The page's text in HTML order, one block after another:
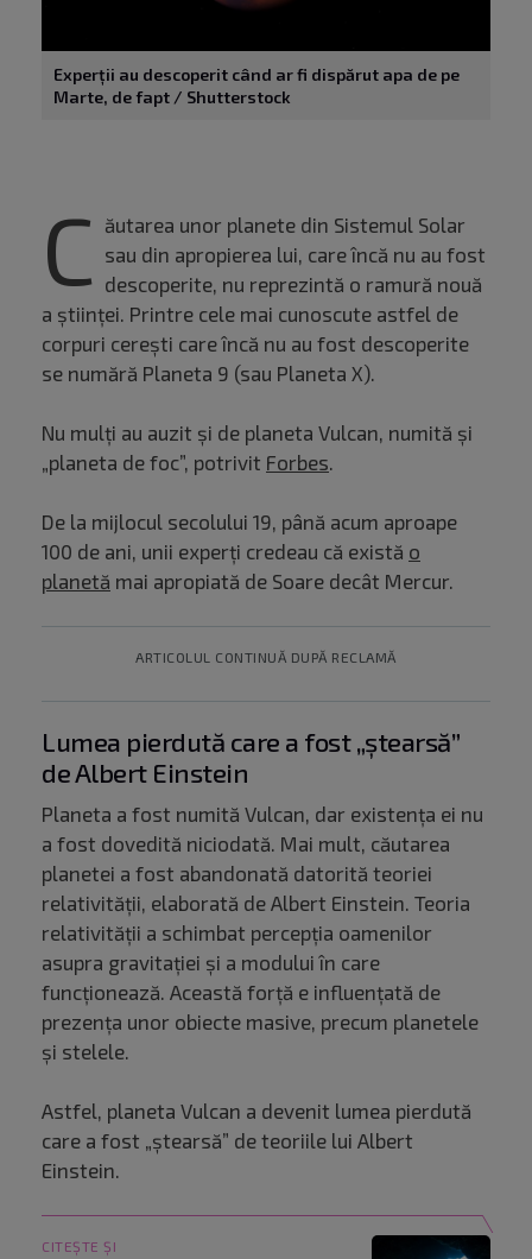
Experții au descoperit când ar fi dispărut apa de pe
Marte, de fapt / Shutterstock
C ăutarea unor planete din Sistemul Solar
sau din apropierea lui, care încă nu au fost
descoperite, nu reprezintă o ramură nouă
a științei. Printre cele mai cunoscute astfel de
corpuri cerești care încă nu au fost descoperite
se numără Planeta 9 (sau Planeta X).
Nu mulți au auzit și de planeta Vulcan, numită și
„planeta de foc”, potrivit Forbes.
De la mijlocul secolului 19, până acum aproape
100 de ani, unii experți credeau că există o
planetă mai apropiată de Soare decât Mercur.
ARTICOLUL CONTINUĂ DUPĂ RECLAMĂ
Lumea pierdută care a fost „ștearsă”
de Albert Einstein
Planeta a fost numită Vulcan, dar existența ei nu
a fost dovedită niciodată. Mai mult, căutarea
planetei a fost abandonată datorită teoriei
relativității, elaborată de Albert Einstein. Teoria
relativității a schimbat percepția oamenilor
asupra gravitației și a modului în care
funcționează. Această forță e influențată de
prezența unor obiecte masive, precum planetele
și stelele.
Astfel, planeta Vulcan a devenit lumea pierdută
care a fost „ștearsă” de teoriile lui Albert
Einstein.
CITEȘTE ȘI